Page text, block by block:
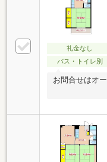
礼金なし
バス・トイレ別
お問合せはオ